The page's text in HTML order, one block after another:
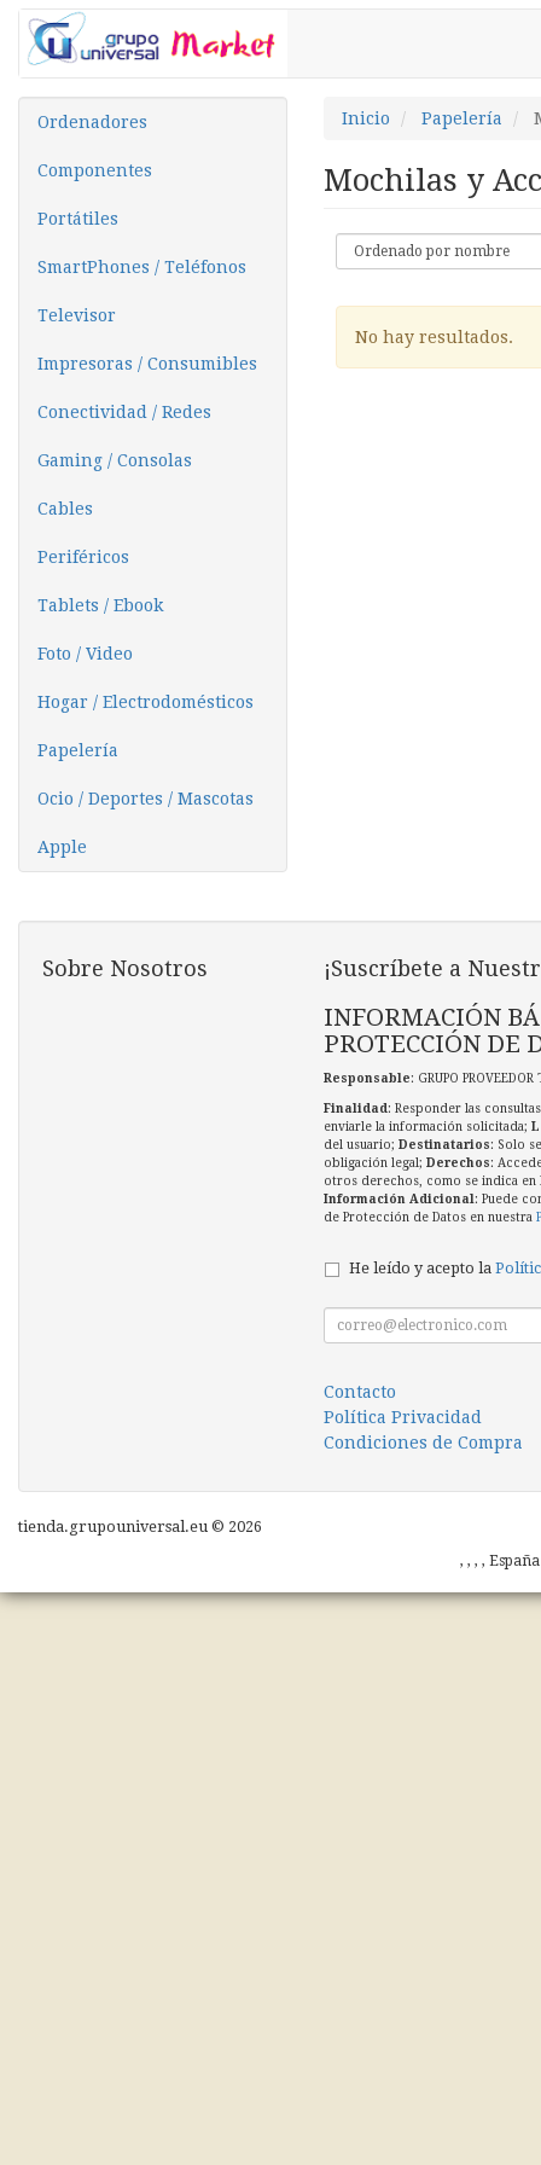
Ordenadores
Componentes
Portátiles
SmartPhones / Teléfonos
Televisor
Impresoras / Consumibles
Conectividad / Redes
Gaming / Consolas
Cables
Periféricos
Tablets / Ebook
Foto / Video
Hogar / Electrodomésticos
Papelería
Ocio / Deportes / Mascotas
Apple
Inicio Papelería
Mochilas y
No hay resultados.
Sobre Nosotros ¡Suscríbete a
INFORMACIÓN
PROTECCIÓN DE
Responsable: GRUPO
Finalidad : Responder las
enviarle la información solicitada;
del usuario; Destinatarios: Solo
obligación legal; Derechos:
otros derechos, como se indica en
Información Adicional : Puede
de Protección de Datos en nuestra
He leído y acepto la
Contacto
Política Privacidad
Condiciones de Compra
tienda.grupouniversal.eu © 2026
, , , ,